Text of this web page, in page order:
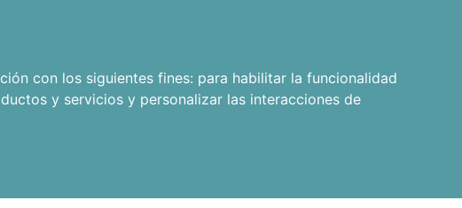
con los siguientes fines: para habilitar la funcionalidad
y servicios y personalizar las interacciones de